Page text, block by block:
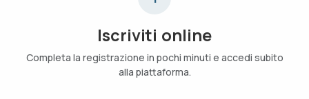
Iscriviti online
Completa la registrazione in pochi minuti e accedi subito
alla piattaforma.